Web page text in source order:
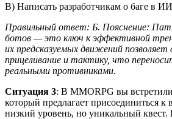
В) Написать разработчикам о баге в
Правильный ответ: Б. Пояснение:
ботов — это ключ к эффективной
их предсказуемых движений
прицеливание и тактику, что
реальными противниками.
Ситуация 3: В MMORPG вы
который предлагает присоединиться
низкий уровень, но уникальный квест.